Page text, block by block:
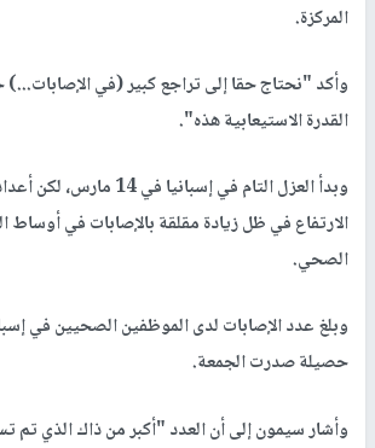
المركزة.
وأكد "نحتاج حقا إلى تراجع كبير (في
القدرة الاستيعابية هذه".
وبدأ العزل التام في إسبانيا
الارتفاع في ظل زيادة مقلقة بالإصابات في أوساط
الصحي.
حصيلة صدرت الجمعة.
وأشار سيمون إلى أن العدد "أكبر من ذاك الذي